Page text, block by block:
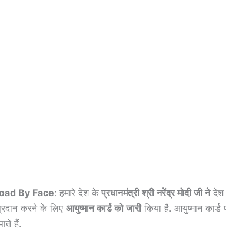
By Face: हमारे देश के प्रधानमंत्री श्री नरेंद्र मोदी जी नेदेश
करने के लिए आयुष्मान कार्ड को जारीकिया है. आयुष्मान कार्ड
हैं.